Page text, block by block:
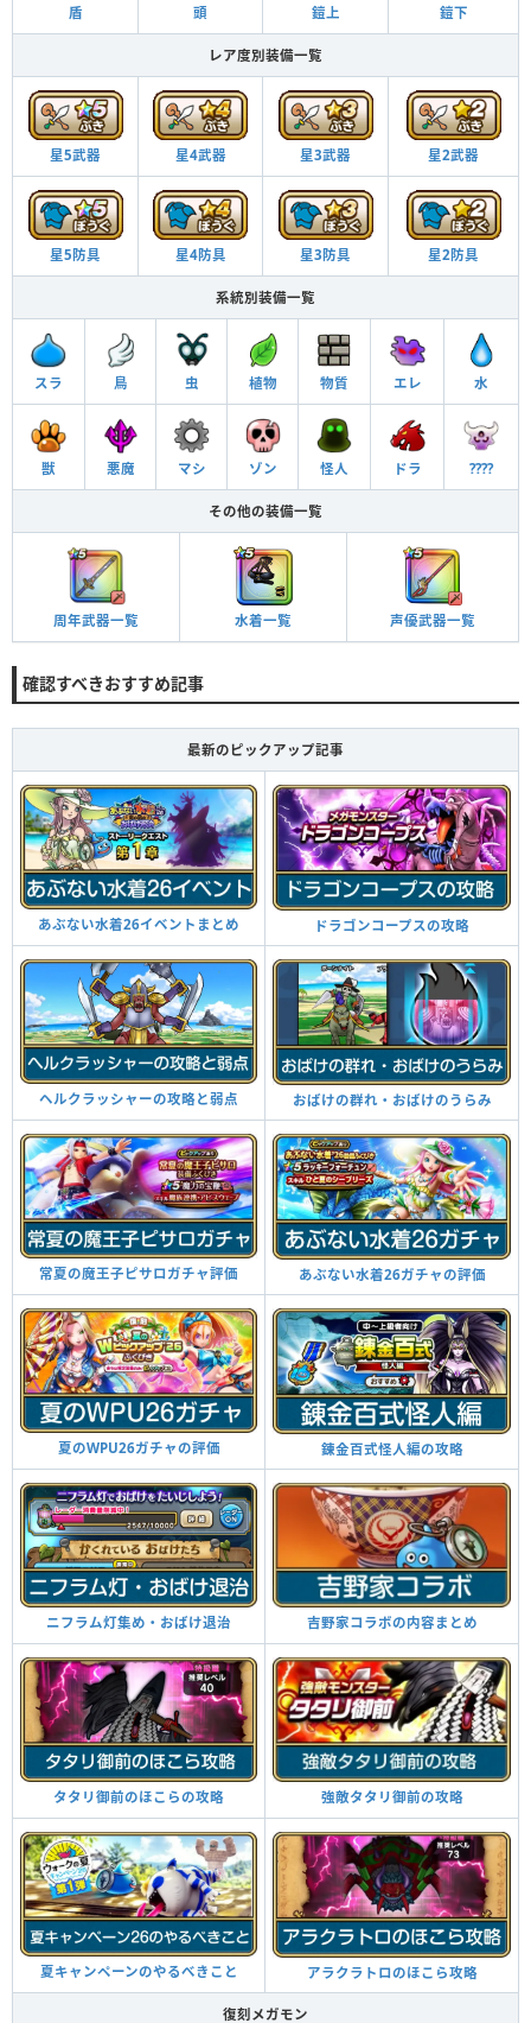
盾 頭 鎧上 鎧下
レア度別装備一覧
星5武器 星4武器 星3武器 星2武器
星5防具 星4防具 星3防具 星2防具
系統別装備一覧
スラ 鳥 虫 植物 物質 エレ 水
獣 悪魔 マシ ゾン 怪人 ドラ ????
その他の装備一覧
周年武器一覧 水着一覧 声優武器一覧
確認すべきおすすめ記事
最新のピックアップ記事
あぶない水着26イベントまとめ ドラゴンコープスの攻略
ヘルクラッシャーの攻略と弱点 おばけの群れ・おばけのうらみ
常夏の魔王子ピサロガチャ評価 あぶない水着26ガチャの評価
夏のWPU26ガチャの評価 錬金百式怪人編の攻略
ニフラム灯集め・おばけ退治 吉野家コラボの内容まとめ
タタリ御前のほこらの攻略 強敵タタリ御前の攻略
夏キャンペーンのやるべきこと アラクラトロのほこら攻略
復刻メガモン